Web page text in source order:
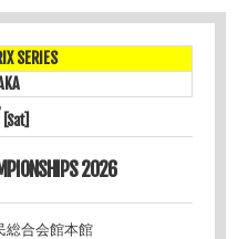
SERIES
[Sat]
2026
総合会館本館